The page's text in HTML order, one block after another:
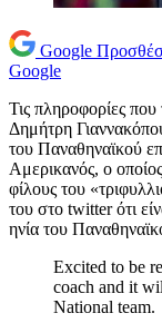
Google
Google
Τις πληροφορίες που
Δημήτρη
του Παναθηναϊκού
Αμερικανός, ο
φίλους του
του στο twitter ότι
ηνία του
Excited to be
coach and it
National team.